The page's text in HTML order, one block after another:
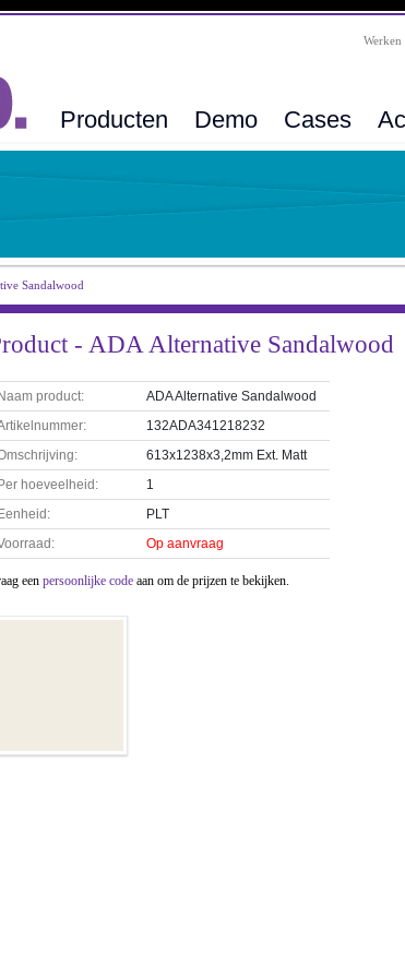
Werken
Producten Demo Cases
Sandalwood
- ADA Alternative Sandalwood
product:
ADA Alternative Sandalwood
132ADA341218232
613x1238x3,2mm Ext. Matt
hoeveelheid:
1
PLT
Op aanvraag
een persoonlijke code aan om de prijzen te bekijken.